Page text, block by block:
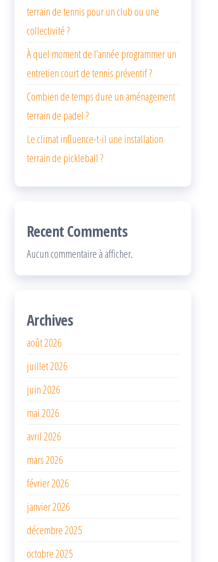
terrain de tennis pour un club ou une
collectivité ?
À quel moment de l’année programmer un
entretien court de tennis préventif ?
Combien de temps dure un aménagement
terrain de padel ?
Le climat influence-t-il une installation
terrain de pickleball ?
Recent Comments
Aucun commentaire à afficher.
Archives
août 2026
juillet 2026
juin 2026
mai 2026
avril 2026
mars 2026
février 2026
janvier 2026
décembre 2025
octobre 2025